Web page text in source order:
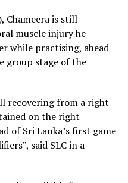
Chameera is still
muscle injury he
while practising, ahead
group stage of the
recovering from a right
on the right
of Sri Lanka’s first game
said SLC in a